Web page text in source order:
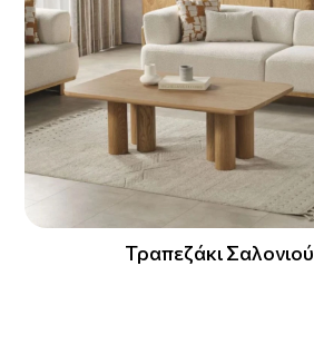
Τραπεζάκι